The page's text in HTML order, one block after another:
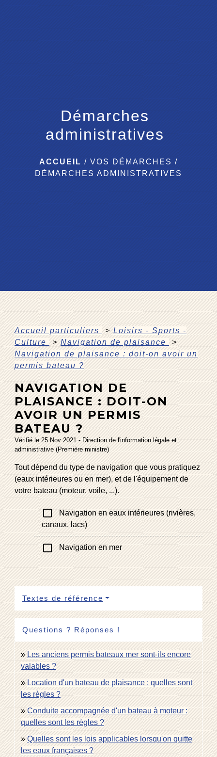
Démarches
administratives
ACCUEIL / VOS DÉMARCHES /
DÉMARCHES ADMINISTRATIVES
Accueil particuliers > Loisirs - Sports -
Culture > Navigation de plaisance >
Navigation de plaisance : doit-on avoir un
permis bateau ?
NAVIGATION DE
PLAISANCE : DOIT-ON
AVOIR UN PERMIS
BATEAU ?
Vérifié le 25 Nov 2021 - Direction de l'information légale et
administrative (Première ministre)
Tout dépend du type de navigation que vous pratiquez
(eaux intérieures ou en mer), et de l'équipement de
votre bateau (moteur, voile, ...).
check_box_outline_blank Navigation en eaux intérieures (rivières,
canaux, lacs)
check_box_outline_blank Navigation en mer
Textes de référence
Questions ? Réponses !
Les anciens permis bateaux mer sont-ils encore
valables ?
Location d'un bateau de plaisance : quelles sont
les règles ?
Conduite accompagnée d'un bateau à moteur :
quelles sont les règles ?
Quelles sont les lois applicables lorsqu'on quitte
les eaux françaises ?